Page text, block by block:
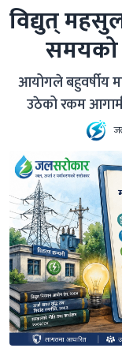
विद्युत्
समयको
आयोगले बहुवर्षीय
उठेको रकम